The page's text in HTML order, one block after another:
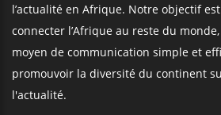
l’actualité en Afrique. Notre objectif
connecter l’Afrique au reste du
moyen de communication simple et
promouvoir la diversité du continent
l'actualité.